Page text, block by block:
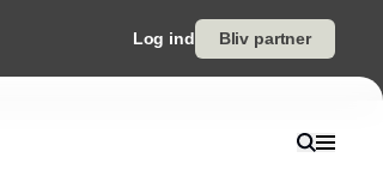
Log ind Bliv partner